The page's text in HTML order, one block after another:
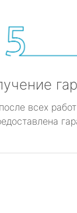
всех